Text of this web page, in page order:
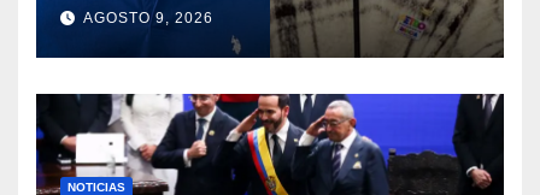
durante jornada del sábado
AGOSTO 9, 2026
NOTICIAS